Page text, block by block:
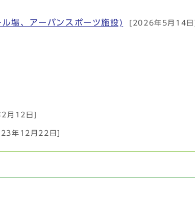
場、アーバンスポーツ施設) [2026年5月14日]
月12日]
年12月22日]